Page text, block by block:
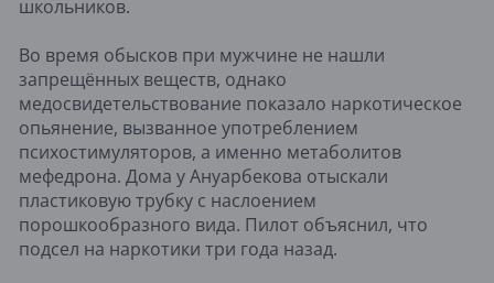
школьников.
Во время обысков при мужчине не нашли
запрещённых веществ, однако
медосвидетельствование показало наркотическое
опьянение, вызванное употреблением
психостимуляторов, а именно метаболитов
мефедрона. Дома у Ануарбекова отыскали
пластиковую трубку с наслоением
порошкообразного вида. Пилот объяснил, что
подсел на наркотики три года назад.